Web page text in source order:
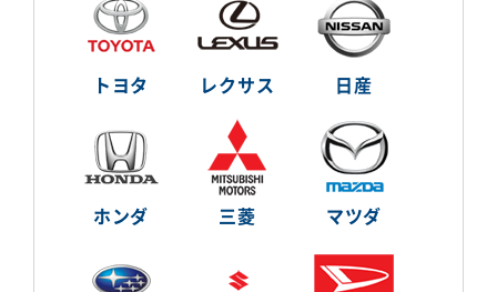
トヨタ レクサス 日産
ホンダ 三菱 マツダ